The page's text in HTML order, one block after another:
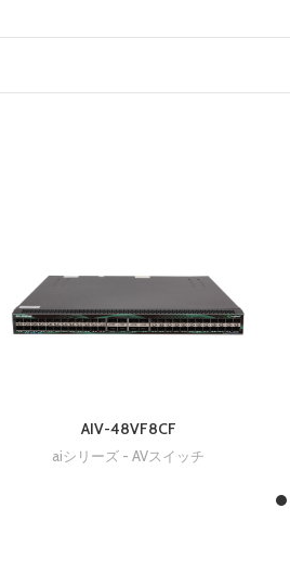
AIV-48VF8CF
aiシリーズ - AVスイッチ